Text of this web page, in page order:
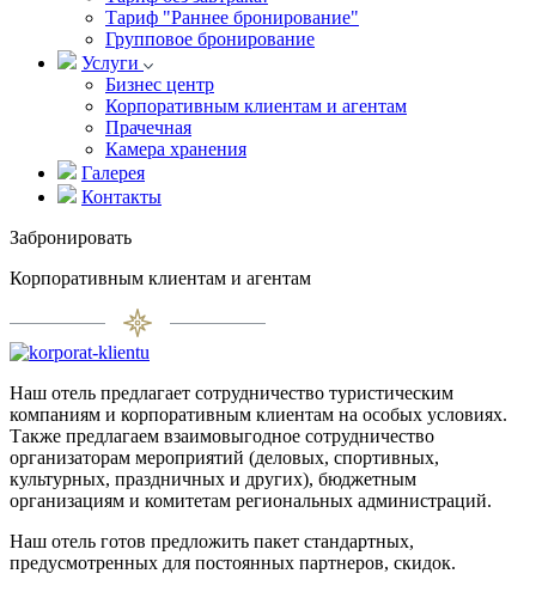
Тариф "Раннее бронирование"
Групповое бронирование
Услуги
Бизнес центр
Корпоративным клиентам и агентам
Прачечная
Камера хранения
Галерея
Контакты
Забронировать
Корпоративным клиентам и агентам
Наш отель предлагает сотрудничество туристическим
компаниям и корпоративным клиентам на особых условиях.
Также предлагаем взаимовыгодное сотрудничество
организаторам мероприятий (деловых, спортивных,
культурных, праздничных и других), бюджетным
организациям и комитетам региональных администраций.
Наш отель готов предложить пакет стандартных,
предусмотренных для постоянных партнеров, скидок.